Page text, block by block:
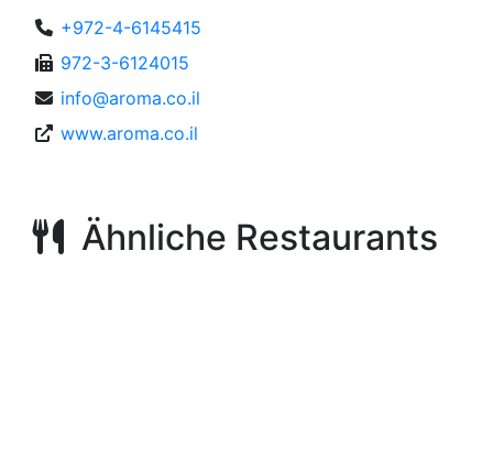
+972-4-6145415
972-3-6124015
info@aroma.co.il
www.aroma.co.il
Ähnliche Restaurants